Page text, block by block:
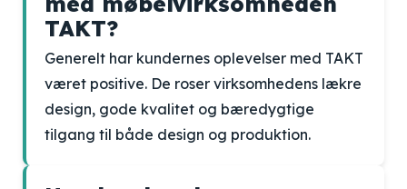
TAKT?
Generelt har kundernes oplevelser med TAKT
været positive. De roser virksomhedens lækre
design, gode kvalitet og bæredygtige
tilgang til både design og produktion.